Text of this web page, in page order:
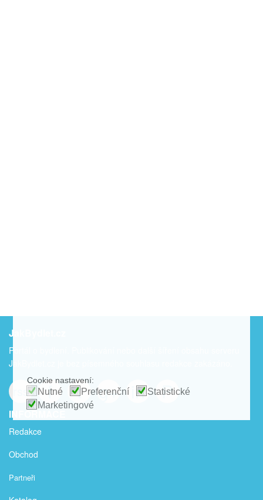
JakBydlet.cz
Portál o bydlení. Publikování nebo další šíření obsahu serveru
JakBydlet.cz je bez písemného souhlasu redakce zakázáno.
rss f t g+ in P
INFORMACE
Redakce
Obchod
Partneři
Cookie nastavení:
Nutné Preferenční
Statistické
Marketingové